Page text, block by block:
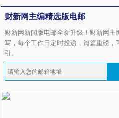
财新网主编精选版电邮
财新网新闻版电邮全新升级！财新网主
写，每个工作日定时投递，篇篇重磅，
引。